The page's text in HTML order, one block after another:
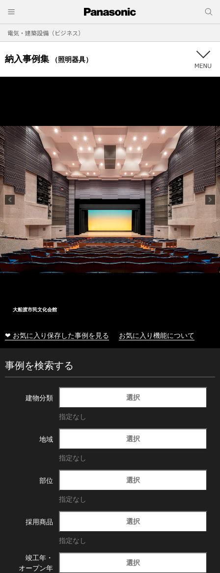
電気・建築設備（ビジネス）
納入事例集 （照明器具）
大船渡市民文化会館
❤ お気に入り保存した事例を見る お気に入り機能について
事例を検索する
建物分類 選択
指定なし
地域 選択
指定なし
部位 選択
指定なし
採用商品 選択
指定なし
竣工年・
オープン年
選択